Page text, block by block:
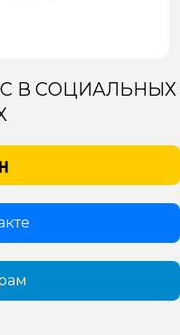
В СОЦИАЛЬНЫХ